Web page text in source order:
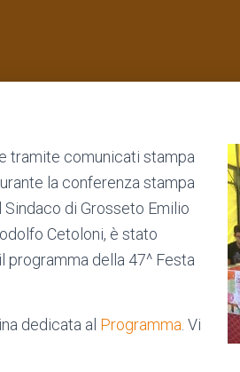
tramite comunicati stampa
la conferenza stampa
di Grosseto Emilio
Cetoloni, è stato
programma della 47^ Festa
dedicata al Programma . Vi